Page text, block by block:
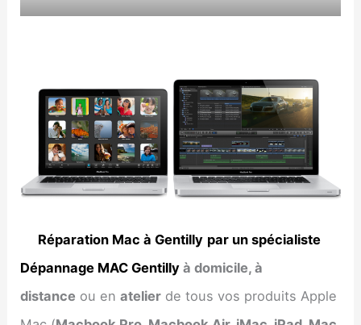
Réparation Mac à Gentilly par un spécialiste
Dépannage MAC Gentilly à domicile, à
distance ou enatelier de tous vos produits Apple